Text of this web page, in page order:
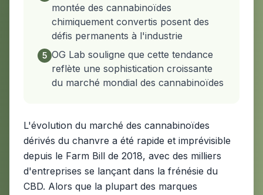
montée des cannabinoïdes
chimiquement convertis posent des
défis permanents à l'industrie
5 OG Lab souligne que cette tendance
reflète une sophistication croissante
du marché mondial des cannabinoïdes
L'évolution du marché des cannabinoïdes
dérivés du chanvre a été rapide et imprévisible
depuis le Farm Bill de 2018, avec des milliers
d'entreprises se lançant dans la frénésie du
CBD. Alors que la plupart des marques